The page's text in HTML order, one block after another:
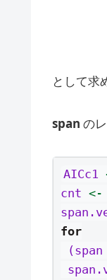
として求
span の
AICc1
cnt <-
for
(span